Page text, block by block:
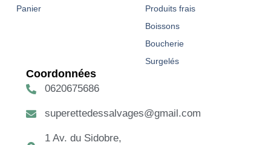
Panier
Produits frais
Boissons
Boucherie
Surgelés
Coordonnées
0620675686
superettedessalvages@gmail.com
1 Av. du Sidobre,